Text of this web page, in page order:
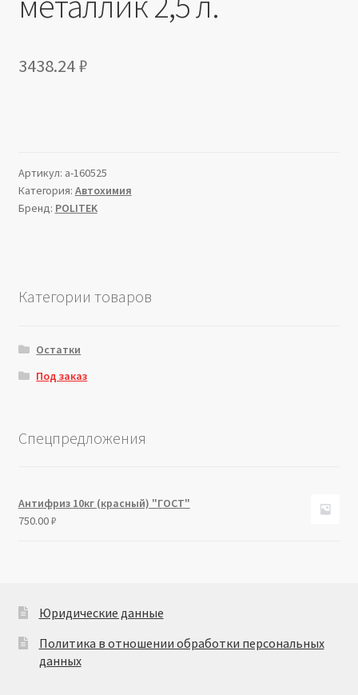
3438.24₽
Артикул: a-160525
Категория: Автохимия
Бренд: POLITEK
Категории товаров
Остатки
Под заказ
Спецпредложения
Антифриз 10кг (красный) "ГОСТ"
750.00₽
Юридические данные
Политика в отношении обработки персональных
данных